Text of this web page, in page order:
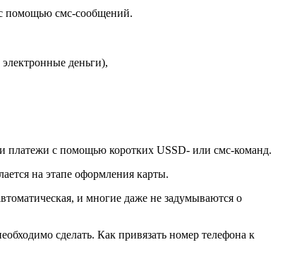
помощью смс-сообщений.
деньги),
платежи с помощью коротких USSD- или смс-команд.
на этапе оформления карты.
и многие даже не задумываются о
сделать. Как привязать номер телефона к